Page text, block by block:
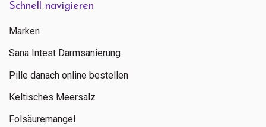
Schnell navigieren
Marken
Sana Intest Darmsanierung
Pille danach online bestellen
Keltisches Meersalz
Folsäuremangel